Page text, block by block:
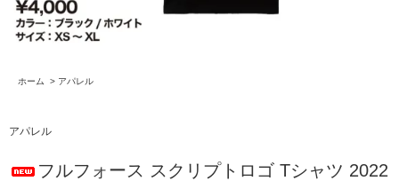
ホーム > アパレル
アパレル
フルフォース スクリプトロゴ Tシャツ 2022